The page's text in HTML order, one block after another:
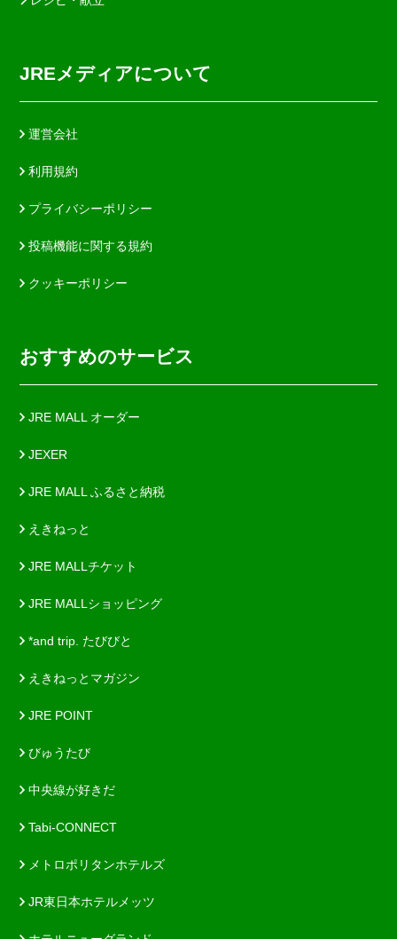
JREメディアについて
運営会社
利用規約
プライバシーポリシー
投稿機能に関する規約
クッキーポリシー
おすすめのサービス
JRE MALL オーダー
JEXER
JRE MALL ふるさと納税
えきねっと
JRE MALLチケット
JRE MALLショッピング
*and trip. たびびと
えきねっとマガジン
JRE POINT
びゅうたび
中央線が好きだ
Tabi-CONNECT
メトロポリタンホテルズ
JR東日本ホテルメッツ